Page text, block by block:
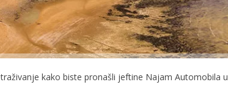
kako biste pronašli jeftine Najam Automobila u